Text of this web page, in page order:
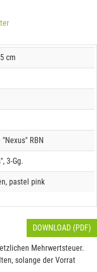
cm
"Nexus" RBN
3-Gg.
pastel pink
DOWNLOAD (PDF)
Mehrwertsteuer.
solange der Vorrat